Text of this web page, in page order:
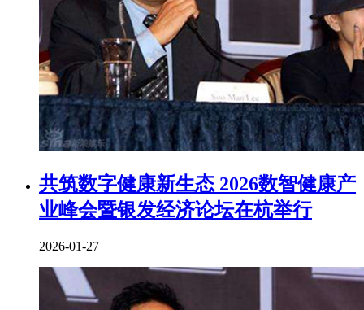
共筑数字健康新生态 2026数智健康产
业峰会暨银发经济论坛在杭举行
2026-01-27